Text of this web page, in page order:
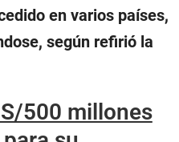
en varios países,
según refirió la
500 millones